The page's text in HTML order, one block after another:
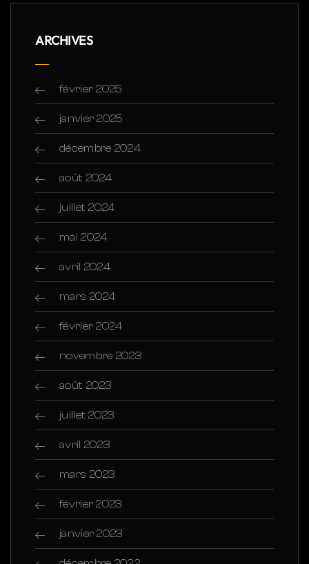
ARCHIVES
février 2025
janvier 2025
décembre 2024
août 2024
juillet 2024
mai 2024
avril 2024
mars 2024
février 2024
novembre 2023
août 2023
juillet 2023
avril 2023
mars 2023
février 2023
janvier 2023